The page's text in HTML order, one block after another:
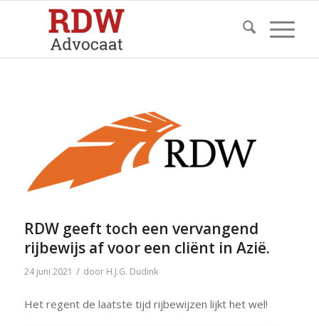
RDW geeft toch een vervangend
rijbewijs af voor een cliënt in Azië.
24 juni 2021 / door H.J.G. Dudink
Het regent de laatste tijd rijbewijzen lijkt het wel!